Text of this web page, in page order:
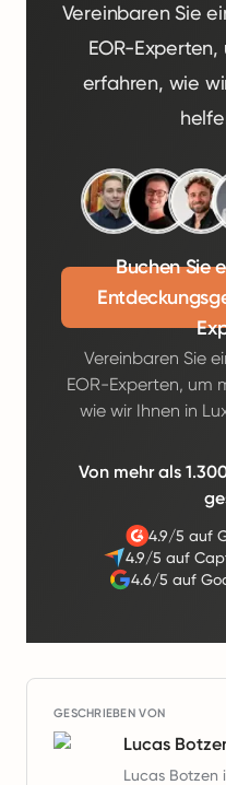
Vereinbaren Sie
EOR-
erfahren, wie
Buchen Sie
Vereinbaren Sie
EOR-Experten, um
wie wir Ihnen in
Von mehr als
4.9/5 auf
4.9/5 auf
4.6/5 auf
GESCHRIEBEN VON
Lucas
Lucas Botzen